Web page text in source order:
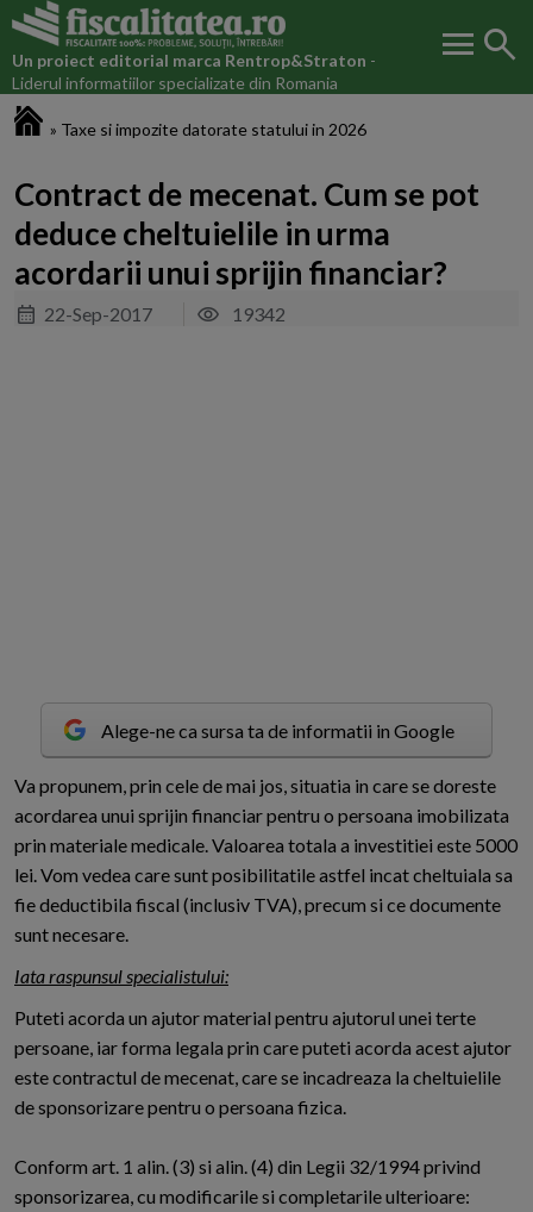
Un proiect editorial marca Rentrop&Straton -
Liderul informatiilor specializate din Romania
menu search
» Taxe si impozite datorate statului in 2026
Contract de mecenat. Cum se pot
deduce cheltuielile in urma
acordarii unui sprijin financiar?
22-Sep-2017 19342
Alege-ne ca sursa ta de informatii in Google
Va propunem, prin cele de mai jos, situatia in care se doreste
acordarea unui sprijin financiar pentru o persoana imobilizata
prin materiale medicale. Valoarea totala a investitiei este 5000
lei. Vom vedea care sunt posibilitatile astfel incat cheltuiala sa
fie deductibila fiscal (inclusiv TVA), precum si ce documente
sunt necesare.
Iata raspunsul specialistului:
Puteti acorda un ajutor material pentru ajutorul unei terte
persoane, iar forma legala prin care puteti acorda acest ajutor
este contractul de mecenat, care se incadreaza la cheltuielile
de sponsorizare pentru o persoana fizica.
Conform art. 1 alin. (3) si alin. (4) din Legii 32/1994 privind
sponsorizarea, cu modificarile si completarile ulterioare: